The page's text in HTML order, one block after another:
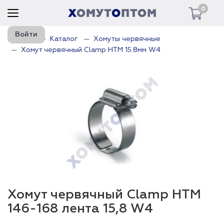
0
Войти
Главная Каталог
Хомуты червячные
Хомут червячный Clamp HTM 15.8мм W4
Хомут червячный Clamp HTM
146-168 лента 15,8 W4